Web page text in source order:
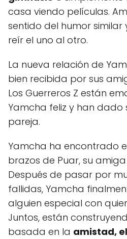
casa viendo películas.
sentido del humor
reír el uno al otro.
La nueva relación de
bien recibida por sus
Los Guerreros Z están
Yamcha feliz y han dado
pareja.
Yamcha ha encontrado
brazos de Puar, su
Después de pasar por
fallidas, Yamcha
alguien especial con
Juntos, están
basada en la amistad,